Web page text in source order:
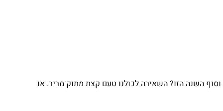
וסוף השנה הזו? השאירה לכולנו טעם קצת מתוק־מריר. או